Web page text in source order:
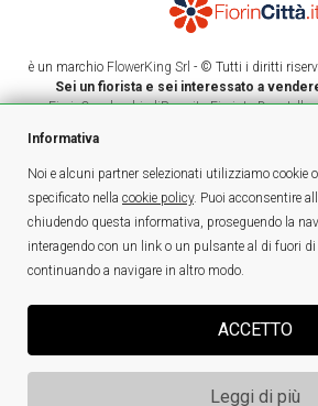
è un marchio FlowerKing Srl - © Tutti i diritti
Sei un fiorista e sei interessato a
FioriaCasalecchiodiReno.it - Fiorista
Informativa
Noi e alcuni partner selezionati utilizziamo cookie
specificato nella cookie policy. Puoi acconsentire
chiudendo questa informativa, proseguendo la
interagendo con un link o un pulsante al di fuori
continuando a navigare in altro modo.
ACCETTO
Leggi di più